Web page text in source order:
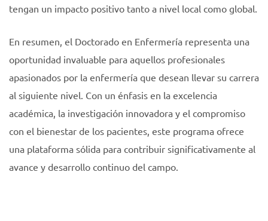
tengan un impacto positivo tanto a nivel local como global.
En resumen, el Doctorado en Enfermería representa una
oportunidad invaluable para aquellos profesionales
apasionados por la enfermería que desean llevar su carrera
al siguiente nivel. Con un énfasis en la excelencia
académica, la investigación innovadora y el compromiso
con el bienestar de los pacientes, este programa ofrece
una plataforma sólida para contribuir significativamente al
avance y desarrollo continuo del campo.